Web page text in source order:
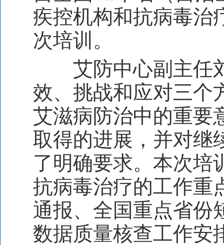
疾控机构和抗病毒治
次培训。
艾防中心副主任
效、挑战和应对三个
艾滋病防治中的重要
取得的进展，并对继
了明确要求。本次培
抗病毒治疗的工作重
通报、全国重点省份
数据质量核查工作安